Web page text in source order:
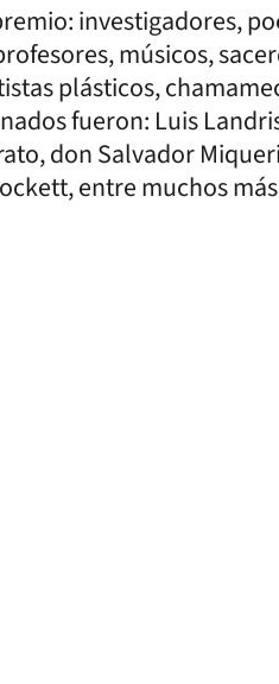
investigadores,
músicos,
plásticos,
fueron: Luis
don Salvador
entre muchos